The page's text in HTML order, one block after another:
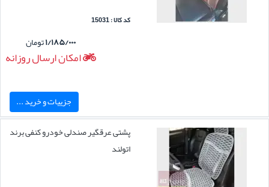
کد کالا : 15031
۱/۱۸۵/۰۰۰تومان
امکان ارسال روزانه
جزییات و خرید ...
پشتی عرقگیر صندلی خودرو کنفی برند
اتولند